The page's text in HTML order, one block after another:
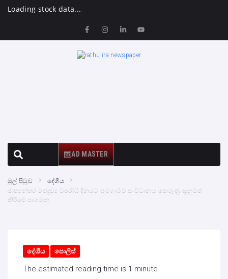
Loading stock data...
AD MASTER
මුල් පිටුව
දේශීය
ජාත්‍යන්තර මත්ද්‍රව්‍ය විරෝධී දිනයට සමගාමීව සංවිධානය කෙරුණු දැනුවත්
කිරීමේ පාගමන
දේශීය පොලිස්
The estimated reading time is 1 minute